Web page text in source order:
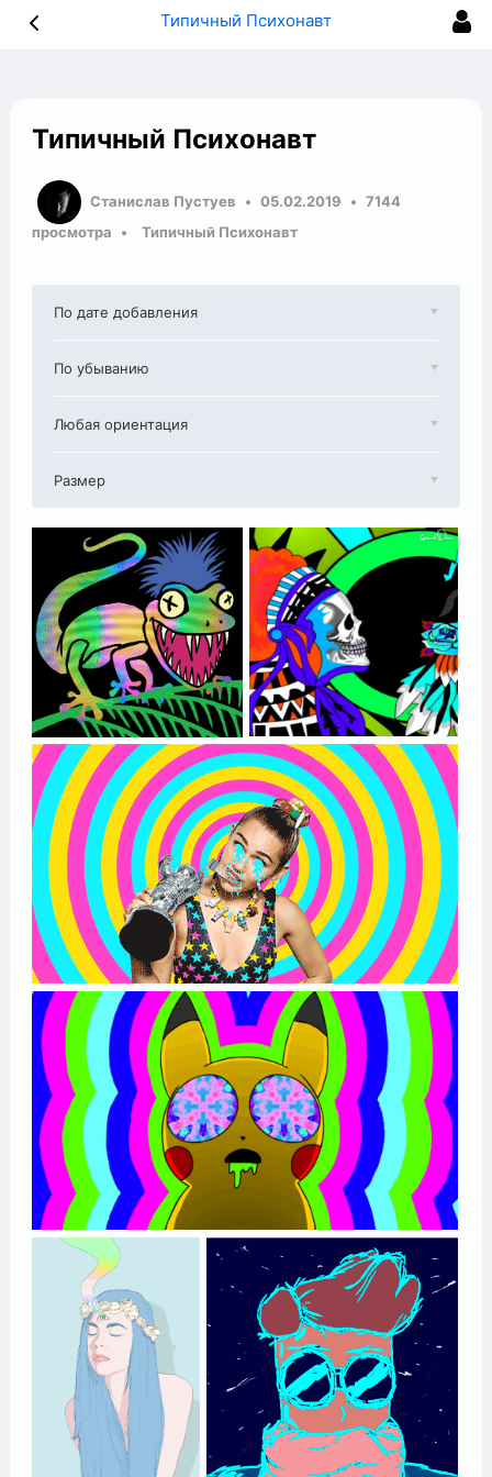
Типичный Психонавт
Типичный Психонавт
Станислав Пустуев 05.02.2019
7144
просмотра
Типичный Психонавт
По дате добавления
По убыванию
Любая ориентация
Размер